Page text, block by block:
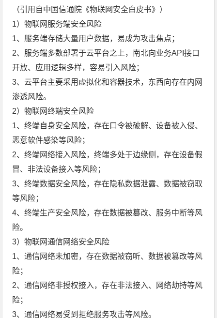
（引用自中国信通院《物联网安全白皮书》）
1）物联网服务端安全风险
1、服务端存储大量用户数据，易成为攻击焦点；
2、服务端多数部署于云平台之上，南北向业务API接口
开放、应用逻辑多样，容易引入风险；
3、云平台主要采用虚拟化和容器技术，东西向存在内网
渗透风险。
2）物联网终端安全风险
1、终端自身安全风险，存在口令被破解、设备被入侵、
恶意软件感染等风险；
2、终端网络接入风险，终端多处于边缘侧，存在设备假
冒、非法设备接入等风险；
3、终端数据安全风险，存在隐私数据泄露、数据被窃取
等风险；
4、终端生产安全风险，存在数据被篡改、服务中断等风
险。
3）物联网通信网络安全风险
1、通信网络未加密，存在数据被窃听、数据被篡改等风
险；
2、通信网络非授权接入，存在非法接入、网络劫持等风
险；
3、通信网络易受到拒绝服务攻击等风险。